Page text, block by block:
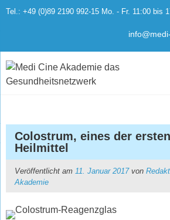
Skip
Tel.: +49 (0)89 2190 992-15 Mo. - Fr. 11:00 bis
Colostrum, eines der
Heilmittel
Veröffentlicht am 11. Januar 2017von
Akademie